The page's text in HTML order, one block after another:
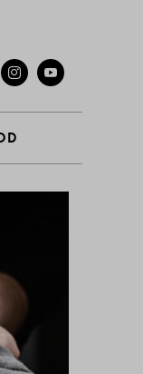
HOOD